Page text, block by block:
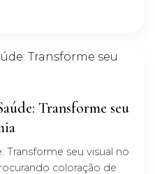
Transforme seu
Transforme seu visual no
coloração de